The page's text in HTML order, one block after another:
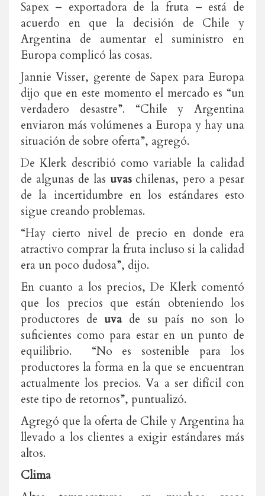
Sapex – exportadora de la fruta – está de
acuerdo en que la decisión de Chile y
Argentina de aumentar el suministro en
Europa complicó las cosas.
Jannie Visser, gerente de Sapex para Europa
dijo que en este momento el mercado es “un
verdadero desastre”. “Chile y Argentina
enviaron más volúmenes a Europa y hay una
situación de sobre oferta”, agregó.
De Klerk describió como variable la calidad
de algunas de las uvas chilenas, pero a pesar
de la incertidumbre en los estándares esto
sigue creando problemas.
“Hay cierto nivel de precio en donde era
atractivo comprar la fruta incluso si la calidad
era un poco dudosa”, dijo.
En cuanto a los precios, De Klerk comentó
que los precios que están obteniendo los
productores de uva de su país no son lo
suficientes como para estar en un punto de
equilibrio. “No es sostenible para los
productores la forma en la que se encuentran
actualmente los precios. Va a ser difícil con
este tipo de retornos”, puntualizó.
Agregó que la oferta de Chile y Argentina ha
llevado a los clientes a exigir estándares más
altos.
Clima